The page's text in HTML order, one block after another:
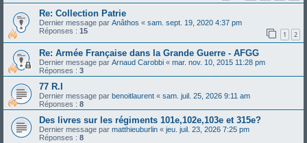
Re: Collection Patrie
Dernier message par Anâthos « sam. sept. 19, 2020 4:37 pm
Réponses : 15 1 2
Re: Armée Française dans la Grande Guerre - AFGG
Dernier message par Arnaud Carobbi « mar. nov. 10, 2015 11:28 pm
Réponses : 3
77 R.I
Dernier message par benoitlaurent « sam. juil. 25, 2026 9:11 am
Réponses : 8
Des livres sur les régiments 101e,102e,103e et 315e?
Dernier message par matthieuburlin « jeu. juil. 23, 2026 7:25 pm
Réponses : 8